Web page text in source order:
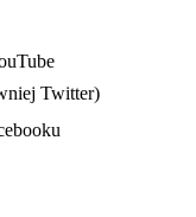
Twitter)